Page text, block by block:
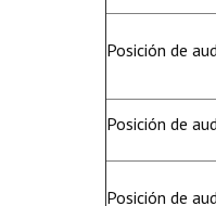
Posición de
Posición de
Posición de